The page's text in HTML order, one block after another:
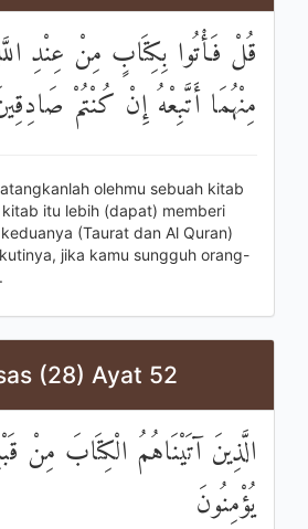
قُلْ فَأْتُوا بِكِتَابٍ مِنْ عِنْدِ
مِنْهُمَا أَتَّبِعْهُ إِنْ كُنْتُمْ
olehmu sebuah kitab
itu lebih (dapat) memberi
(Taurat dan Al Quran)
jika kamu sungguh orang-
(28) Ayat 52
الَّذِينَ آتَيْنَاهُمُ الْكِتَابَ مِنْ
يُؤْمِنُونَ